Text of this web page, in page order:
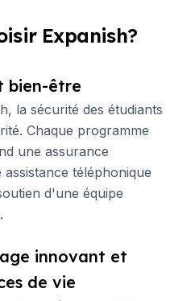
Expanish?
bien-être
la sécurité des étudiants
Chaque programme
une assurance
assistance téléphonique
d'une équipe
innovant et
de vie